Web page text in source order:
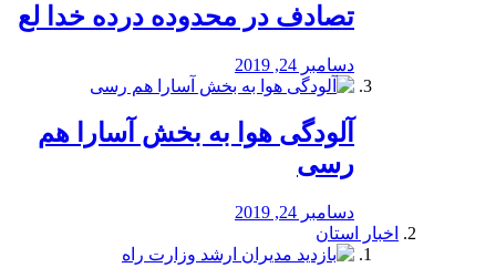
تصادف در محدوده درده خدا لع
دسامبر 24, 2019
آلودگی هوا به بخش آسارا هم
رسی
دسامبر 24, 2019
اخبار استان